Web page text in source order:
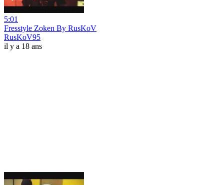
5:01
Fresstyle Zoken By RusKoV
RusKoV95
il y a 18 ans